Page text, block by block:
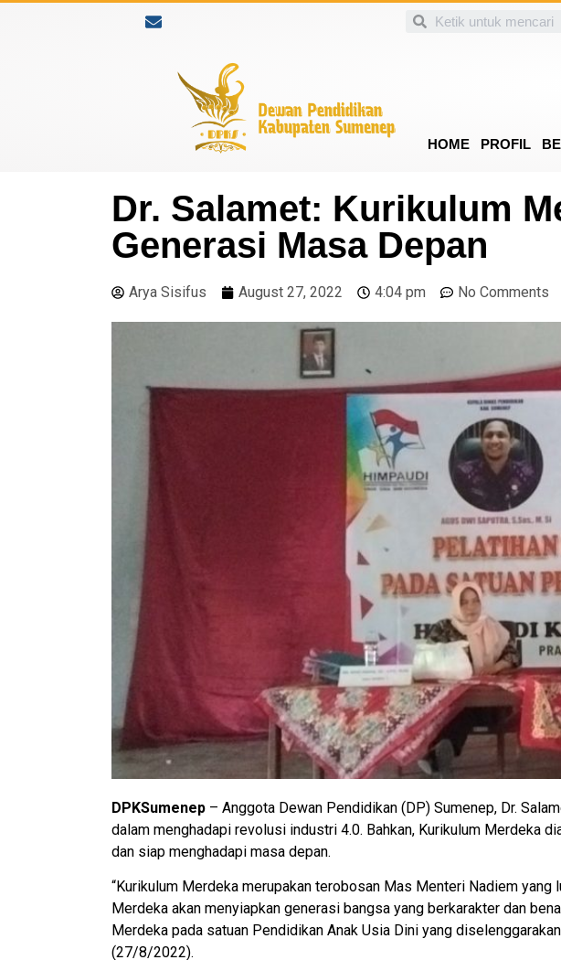
HOME PROFIL
Dr. Salamet: Kurikulum
Generasi Masa Depan
Arya Sisifus August 27, 2022 4:04 pm No Comments
DPKSumenep – Anggota Dewan Pendidikan (DP) Sumenep, Dr.
dalam menghadapi revolusi industri 4.0. Bahkan, Kurikulum Merdeka
dan siap menghadapi masa depan.
“Kurikulum Merdeka merupakan terobosan Mas Menteri Nadiem
Merdeka akan menyiapkan generasi bangsa yang berkarakter dan
Merdeka pada satuan Pendidikan Anak Usia Dini yang
(27/8/2022).